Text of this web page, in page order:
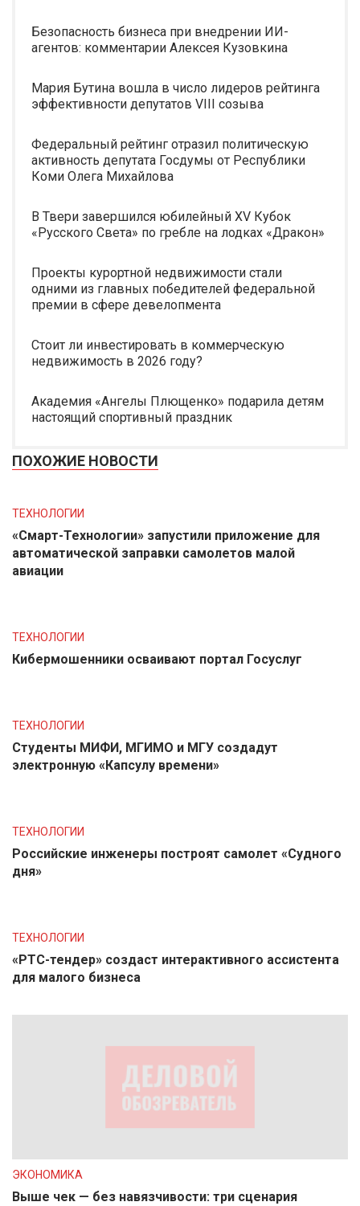
Безопасность бизнеса при внедрении ИИ-
агентов: комментарии Алексея Кузовкина
Мария Бутина вошла в число лидеров рейтинга
эффективности депутатов VIII созыва
Федеральный рейтинг отразил политическую
активность депутата Госдумы от Республики
Коми Олега Михайлова
В Твери завершился юбилейный XV Кубок
«Русского Света» по гребле на лодках «Дракон»
Проекты курортной недвижимости стали
одними из главных победителей федеральной
премии в сфере девелопмента
Стоит ли инвестировать в коммерческую
недвижимость в 2026 году?
Академия «Ангелы Плющенко» подарила детям
настоящий спортивный праздник
ПОХОЖИЕ НОВОСТИ
ТЕХНОЛОГИИ
«Смарт-Технологии» запустили приложение для
автоматической заправки самолетов малой
авиации
ТЕХНОЛОГИИ
Кибермошенники осваивают портал Госуслуг
ТЕХНОЛОГИИ
Студенты МИФИ, МГИМО и МГУ создадут
электронную «Капсулу времени»
ТЕХНОЛОГИИ
Российские инженеры построят самолет «Судного
дня»
ТЕХНОЛОГИИ
«РТС-тендер» создаст интерактивного ассистента
для малого бизнеса
ЭКОНОМИКА
Выше чек — без навязчивости: три сценария